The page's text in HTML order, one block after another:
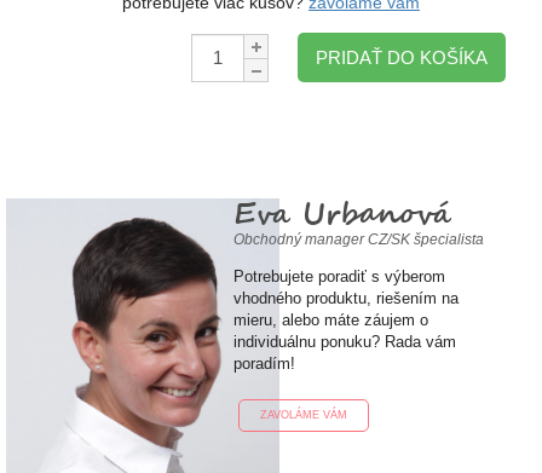
Množstvo:
PRIDAŤ DO KOŠÍKA
Eva Urbanová
Obchodný manager CZ/SK špecialista
Potrebujete poradiť s výberom
vhodného produktu, riešením na
mieru, alebo máte záujem o
individuálnu ponuku? Rada vám
poradím!
ZAVOLÁME VÁM